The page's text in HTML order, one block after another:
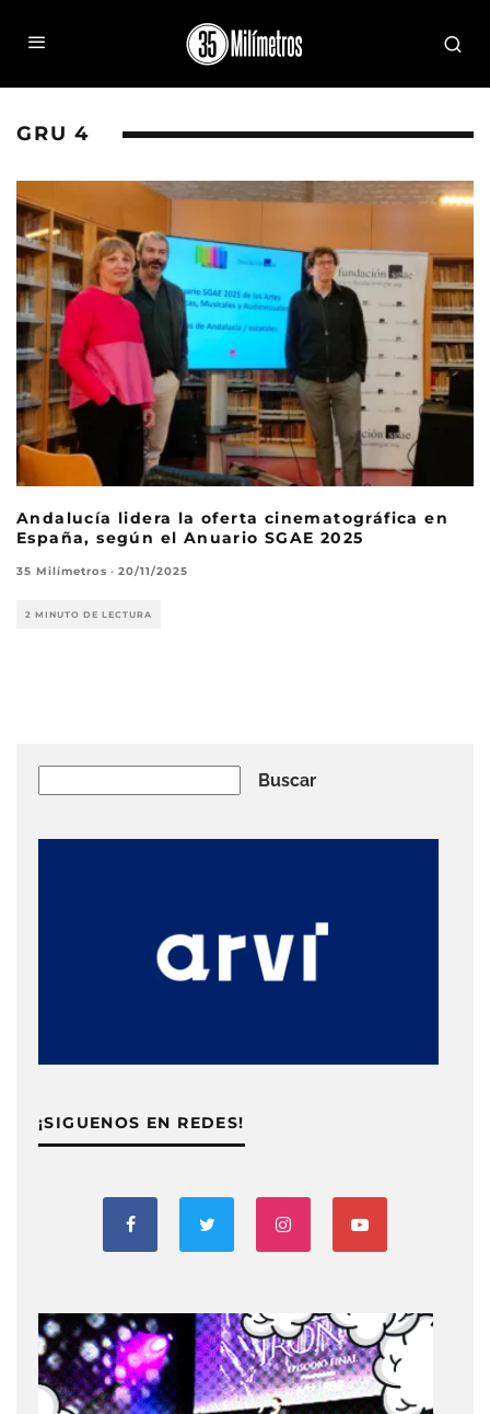
GRU 4
Andalucía lidera la oferta cinematográfica en
España, según el Anuario SGAE 2025
35 Milímetros · 20/11/2025
2 MINUTO DE LECTURA
Buscar
¡SIGUENOS EN REDES!